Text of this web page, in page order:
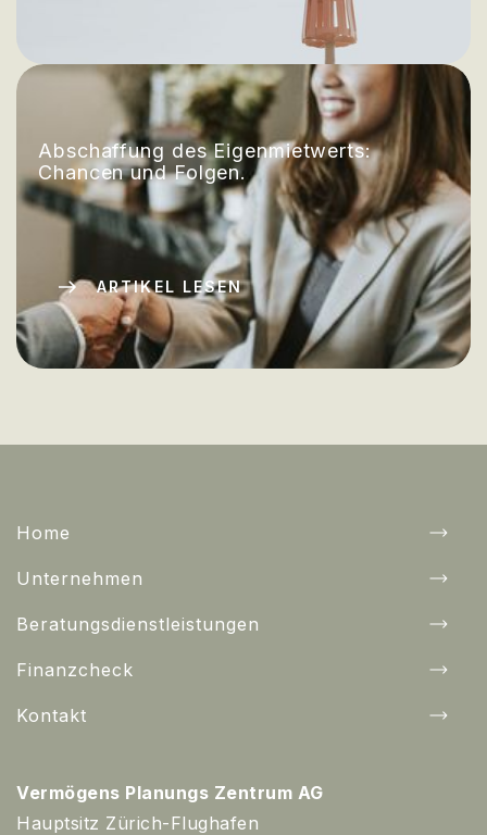
Abschaffung des Eigenmietwerts:
Chancen und Folgen.
ARTIKEL LESEN
Home
Unternehmen
Beratungsdienstleistungen
Finanzcheck
Kontakt
Vermögens Planungs Zentrum AG
Hauptsitz Zürich-Flughafen